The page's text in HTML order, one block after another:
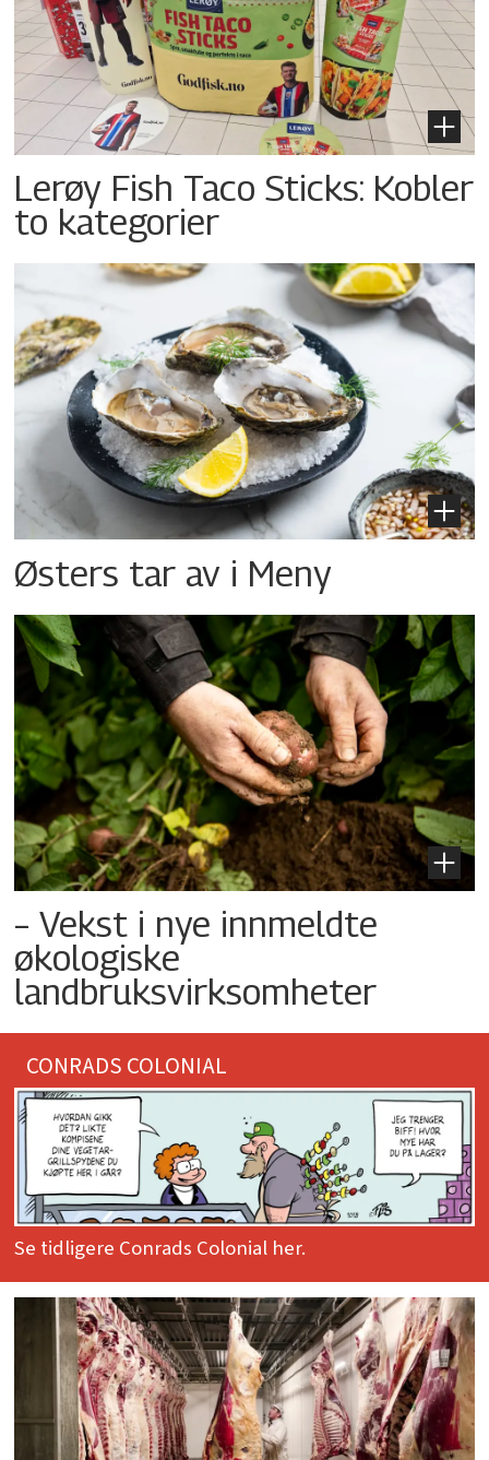
Lerøy Fish Taco Sticks: Kobler
to kategorier
Østers tar av i Meny
– Vekst i nye innmeldte
økologiske
landbruksvirksomheter
CONRADS COLONIAL
Se tidligere Conrads Colonial her.